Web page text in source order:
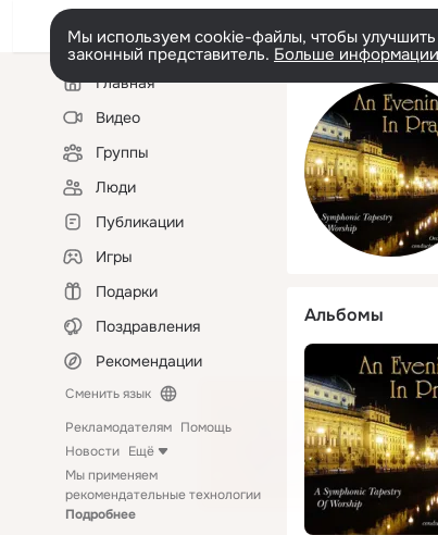
Мы используем cookie-файлы, чтобы
законный представитель. Больше информации
Левая
колонкаГлавная
Видео
Группы
Люди
Публикации
Игры
Подарки
Поздравления
Рекомендации
Сменить язык
Рекламодателям Помощь
Новости Ещё
Мы применяем
рекомендательные технологии
Подробнее
Альбомы